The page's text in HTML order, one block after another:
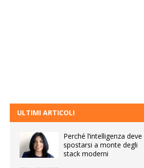
ULTIMI ARTICOLI
Perché l’intelligenza deve
spostarsi a monte degli
stack moderni